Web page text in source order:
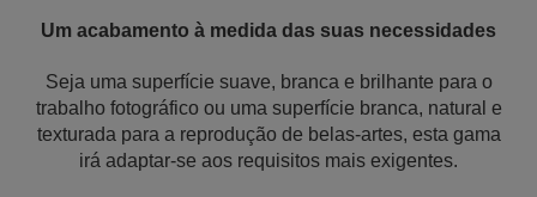
Um acabamento à medida das suas necessidades
Seja uma superfície suave, branca e brilhante para o
trabalho fotográfico ou uma superfície branca, natural e
texturada para a reprodução de belas-artes, esta gama
irá adaptar-se aos requisitos mais exigentes.